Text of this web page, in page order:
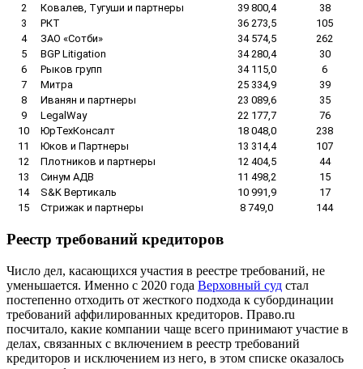
2
Ковалев, Тугуши и партнеры 39 800,4
38
3
РКТ 36 273,5
105
4
ЗАО «Сотби» 34 574,5
262
5
BGP Litigation 34 280,4
30
6
Рыков групп 34 115,0
6
7
Митра 25 334,9
39
8
Иванян и партнеры 23 089,6
35
9
LegalWay 22 177,7
76
10
ЮрТехКонсалт 18 048,0
238
11
Юков и Партнеры 13 314,4
107
12
Плотников и партнеры 12 404,5
44
13
Синум АДВ 11 498,2
15
14
S&K Вертикаль 10 991,9
17
15
Стрижак и партнеры 8 749,0 144
Реестр требований кредиторов
Число дел, касающихся участия в реестре требований, не
уменьшается. Именно с 2020 года Верховный суд стал
постепенно отходить от жесткого подхода к субординации
требований аффилированных кредиторов. Право.ru
посчитало, какие компании чаще всего принимают участие в
делах, связанных с включением в реестр требований
кредиторов и исключением из него, в этом списке оказалось